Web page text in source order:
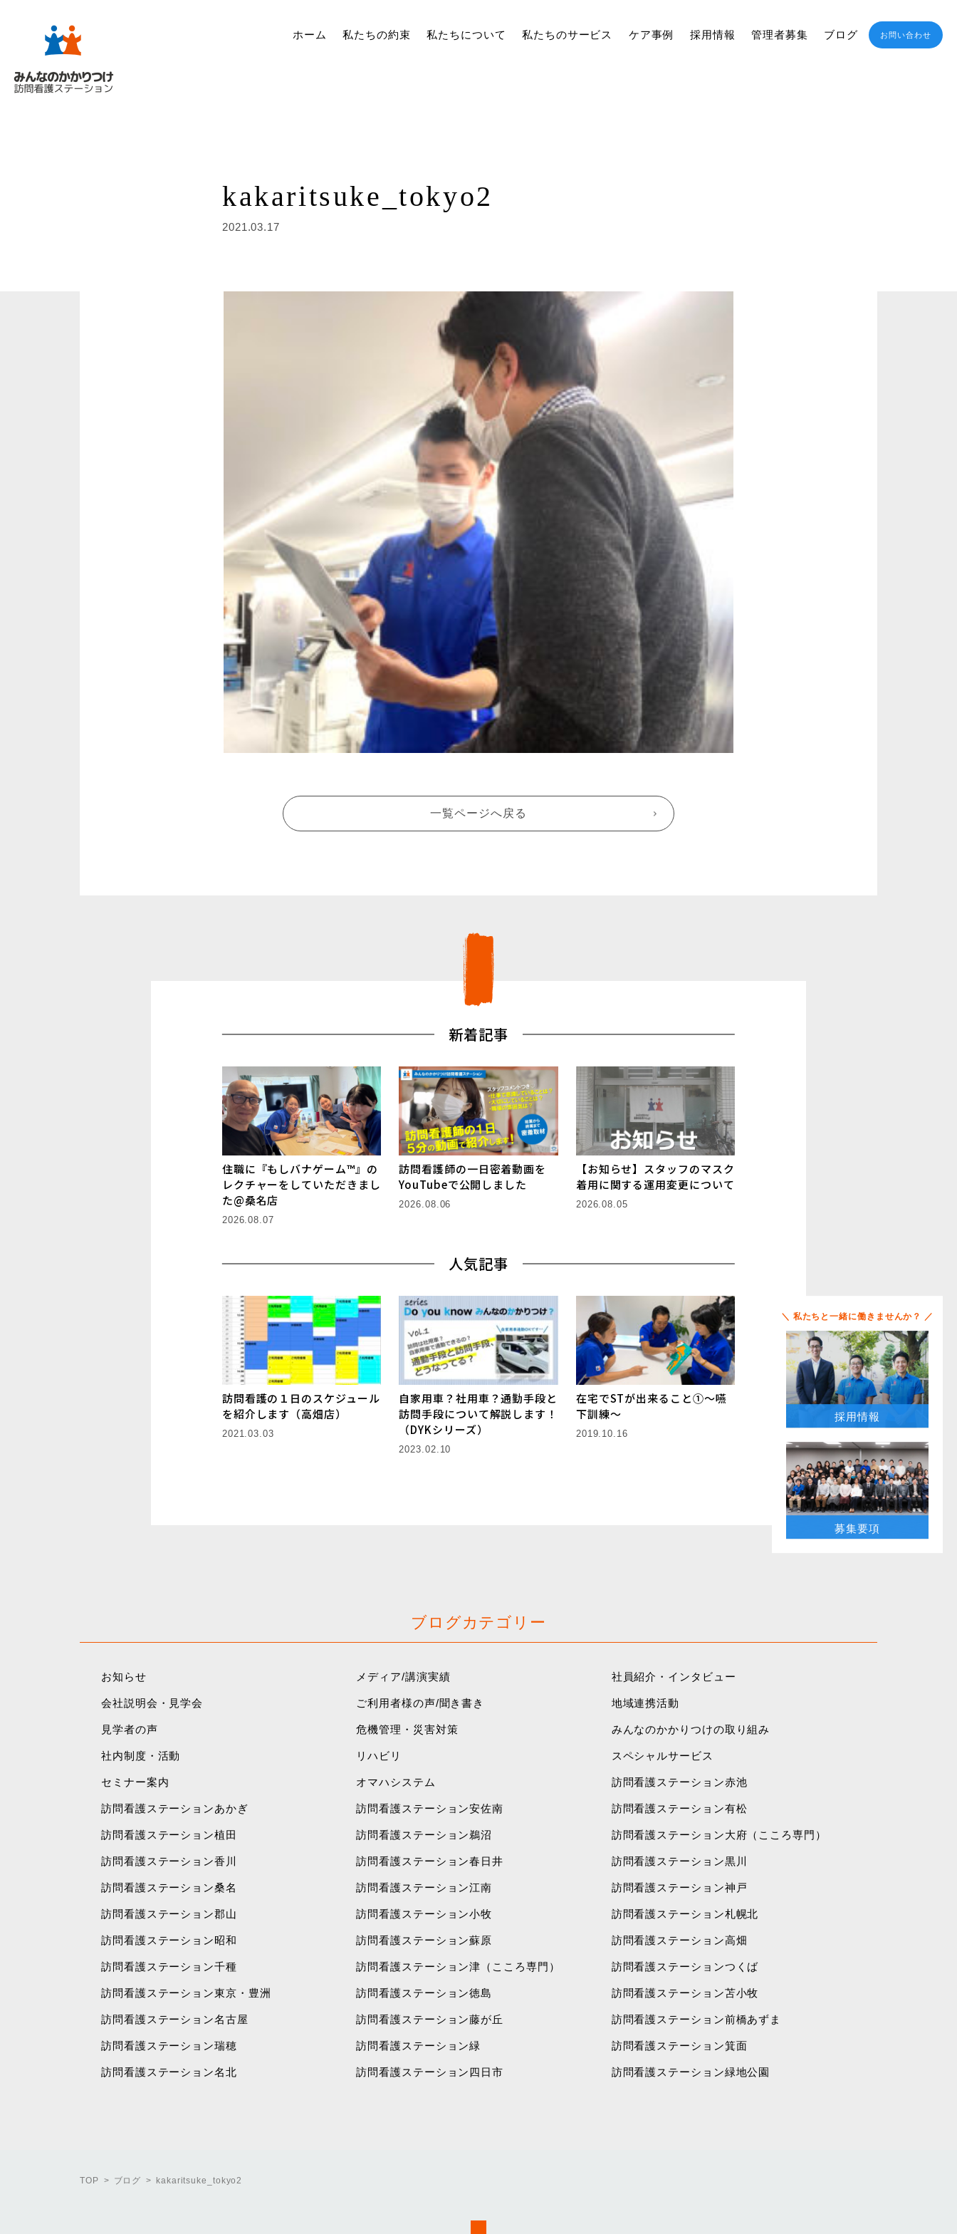
ホーム 私たちの約束 私たちについて 私たちのサービス ケア事例 採用情報 管理者募集 ブログ お問い合わせ
kakaritsuke_tokyo2
2021.03.17
一覧ページへ戻る
新着記事
住職に『もしバナゲーム™』の
レクチャーをしていただきまし
た@桑名店
2026.08.07
訪問看護師の一日密着動画を
YouTubeで公開しました
2026.08.06
【お知らせ】スタッフのマスク
着用に関する運用変更について
2026.08.05
人気記事
訪問看護の１日のスケジュール
を紹介します（高畑店）
2021.03.03
自家用車？社用車？通勤手段と
訪問手段について解説します！
（DYKシリーズ）
2023.02.10
在宅でSTが出来ること①〜嚥
下訓練〜
2019.10.16
＼ 私たちと一緒に働きませんか？ ／
採用情報
募集要項
ブログカテゴリー
お知らせ メディア/講演実績 社員紹介・インタビュー
会社説明会・見学会 ご利用者様の声/聞き書き 地域連携活動
見学者の声 危機管理・災害対策 みんなのかかりつけの取り組み
社内制度・活動 リハビリ スペシャルサービス
セミナー案内 オマハシステム 訪問看護ステーション赤池
訪問看護ステーションあかぎ 訪問看護ステーション安佐南 訪問看護ステーション有松
訪問看護ステーション植田 訪問看護ステーション鵜沼 訪問看護ステーション大府（こころ専門）
訪問看護ステーション香川 訪問看護ステーション春日井 訪問看護ステーション黒川
訪問看護ステーション桑名 訪問看護ステーション江南 訪問看護ステーション神戸
訪問看護ステーション郡山 訪問看護ステーション小牧 訪問看護ステーション札幌北
訪問看護ステーション昭和 訪問看護ステーション蘇原 訪問看護ステーション高畑
訪問看護ステーション千種 訪問看護ステーション津（こころ専門） 訪問看護ステーションつくば
訪問看護ステーション東京・豊洲 訪問看護ステーション徳島 訪問看護ステーション苫小牧
訪問看護ステーション名古屋 訪問看護ステーション藤が丘 訪問看護ステーション前橋あずま
訪問看護ステーション瑞穂 訪問看護ステーション緑 訪問看護ステーション箕面
訪問看護ステーション名北 訪問看護ステーション四日市 訪問看護ステーション緑地公園
TOP ブログ kakaritsuke_tokyo2